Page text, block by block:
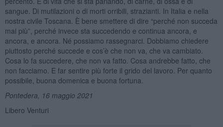
sangue. Di mutilazioni o di morti orribili, strazianti. In Italia e nella
nostra civile Toscana. È bene smettere di dire “perché non succeda
mai più”, perché invece sta succedendo e continua ancora, e
ancora, e ancora. Né possiamo rassegnarci. Dobbiamo chiedere
piuttosto perché succede e cos’è che non va, che va cambiato.
Cosa lo fa succedere, che non va fatto. Cosa andrebbe fatto, che
non facciamo. E far sentire più forte il grido del lavoro. Per quanto
possibile, buona domenica e buona fortuna.
Pontedera, 16 maggio 2021
Libero Venturi